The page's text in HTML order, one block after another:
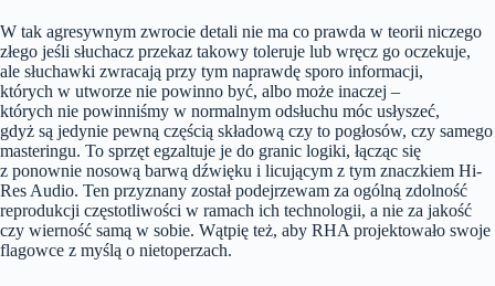
W tak agresywnym zwrocie detali nie ma co prawda w teorii niczego
złego jeśli słuchacz przekaz takowy toleruje lub wręcz go oczekuje,
ale słuchawki zwracają przy tym naprawdę sporo informacji,
których w utworze nie powinno być, albo może inaczej –
których nie powinniśmy w normalnym odsłuchu móc usłyszeć,
gdyż są jedynie pewną częścią składową czy to pogłosów, czy samego
masteringu. To sprzęt egzaltuje je do granic logiki, łącząc się
z ponownie nosową barwą dźwięku i licującym z tym znaczkiem Hi-
Res Audio. Ten przyznany został podejrzewam za ogólną zdolność
reprodukcji częstotliwości w ramach ich technologii, a nie za jakość
czy wierność samą w sobie. Wątpię też, aby RHA projektowało swoje
flagowce z myślą o nietoperzach.